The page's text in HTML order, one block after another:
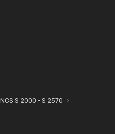
NCS S 2000 - S 2570